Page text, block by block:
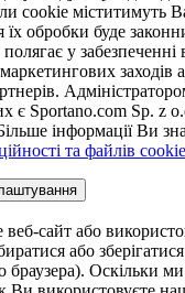
cookie міститимуть
їх обробки буде
у забезпеченні
заходів
є Sportano.com Sp. z
інформації Ви
та файлів
веб-сайт або
або
Оскільки